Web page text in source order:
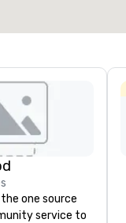
one source
service to